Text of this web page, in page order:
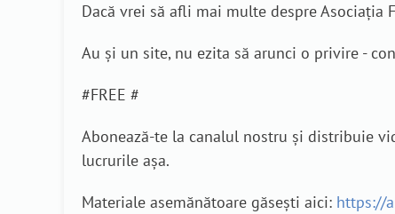
Dacă vrei să afli mai multe despre Asociația
Au și un site, nu ezita să arunci o privire -
#FREE #
Abonează-te la canalul nostru și distribuie
lucrurile așa.
Materiale asemănătoare găsești aici: https://